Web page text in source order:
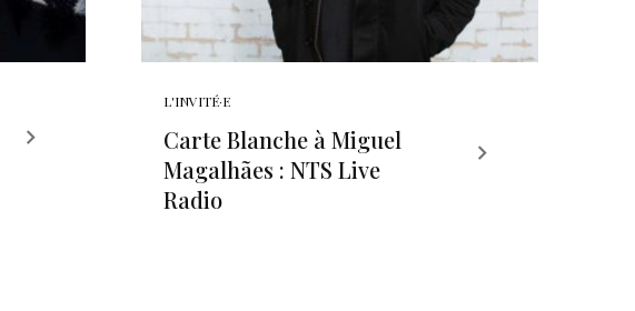
L'INVITÉ·E
Carte Blanche à Miguel
Magalhães : NTS Live
Radio